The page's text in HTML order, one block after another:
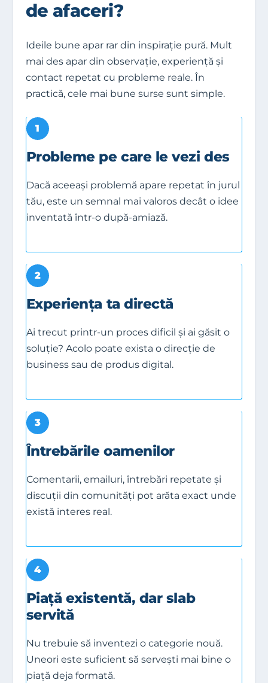
de afaceri?
Ideile bune apar rar din inspirație pură. Mult
mai des apar din observație, experiență și
contact repetat cu probleme reale. În
practică, cele mai bune surse sunt simple.
1
Probleme pe care le vezi des
Dacă aceeași problemă apare repetat în jurul
tău, este un semnal mai valoros decât o idee
inventată într-o după-amiază.
2
Experiența ta directă
Ai trecut printr-un proces dificil și ai găsit o
soluție? Acolo poate exista o direcție de
business sau de produs digital.
3
Întrebările oamenilor
Comentarii, emailuri, întrebări repetate și
discuții din comunități pot arăta exact unde
există interes real.
4
Piață existentă, dar slab
servită
Nu trebuie să inventezi o categorie nouă.
Uneori este suficient să servești mai bine o
piață deja formată.